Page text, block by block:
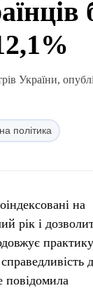
України,
політика
на
рік і
практику
повідомила